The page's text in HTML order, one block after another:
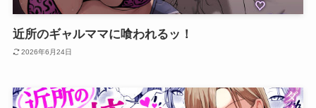
近所のギャルママに喰われるッ！
2026年6月24日